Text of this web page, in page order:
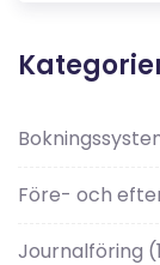
Före- och
Journalföring